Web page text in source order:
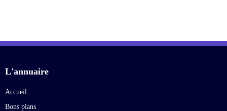
L'annuaire
Accueil
Bons plans